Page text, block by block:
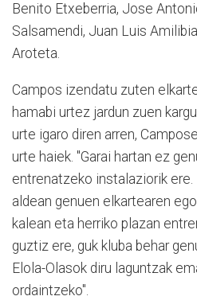
Benito Etxeberria, Jose
Salsamendi, Juan Luis
Aroteta.
Campos izendatu zuten
hamabi urtez jardun zuen
urte igaro diren arren,
urte haiek. "Garai hartan ez
entrenatzeko instalaziorik
aldean genuen elkartearen
kalean eta herriko plazan
guztiz ere, guk kluba behar
Elola-Olasok diru laguntzak
ordaintzeko".